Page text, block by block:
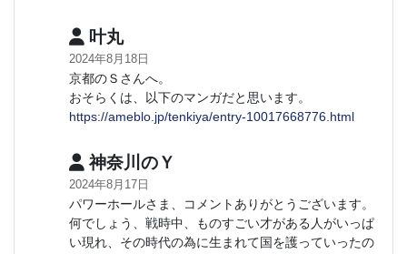
叶丸
2024年8月18日
京都のＳさんへ。
おそらくは、以下のマンガだと思います。
https://ameblo.jp/tenkiya/entry-10017668776.html
神奈川のＹ
2024年8月17日
パワーホールさま、コメントありがとうございます。
何でしょう、戦時中、ものすごい才がある人がいっぱ
い現れ、その時代の為に生まれて国を護っていったの